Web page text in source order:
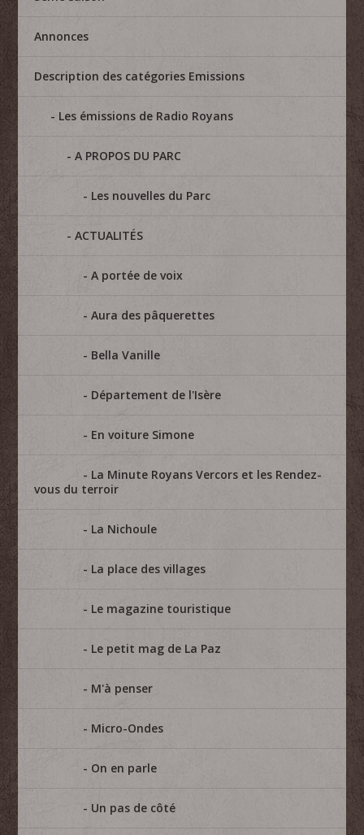
Annonces
Description des catégories Emissions
Les émissions de Radio Royans
A PROPOS DU PARC
Les nouvelles du Parc
ACTUALITÉS
A portée de voix
Aura des pâquerettes
Bella Vanille
Département de l'Isère
En voiture Simone
La Minute Royans Vercors et les Rendez-
vous du terroir
La Nichoule
La place des villages
Le magazine touristique
Le petit mag de La Paz
M'à penser
Micro-Ondes
On en parle
Un pas de côté